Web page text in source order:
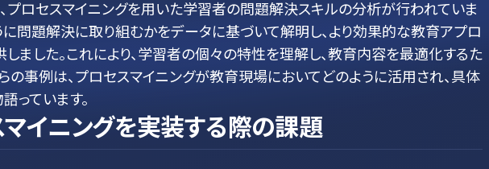
、プロセスマイニングを用いた学習者の問題解決スキルの分析が行われていま
に問題解決に取り組むかをデータに基づいて解明し、より効果的な教育アプロ
ました。これにより、学習者の個々の特性を理解し、教育内容を最適化するた
の事例は、プロセスマイニングが教育現場においてどのように活用され、具体
っています。
イニングを実装する際の課題